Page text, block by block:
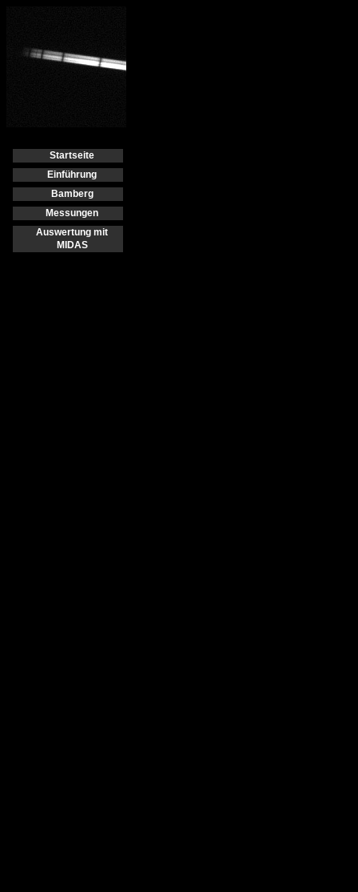
Startseite
Einführung
Bamberg
Messungen
Auswertung mit
MIDAS